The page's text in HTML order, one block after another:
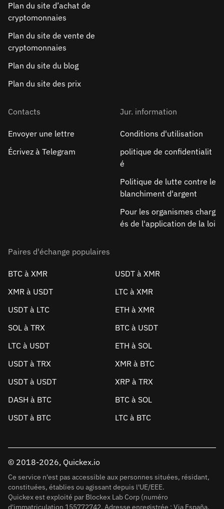
Plan du site d’achat de
cryptomonnaies
Plan du site de vente de
cryptomonnaies
Plan du site du blog
Plan du site des prix
Contacts
Envoyer une lettre
Écrivez à Telegram
Jur. information
Conditions d'utilisation
politique de confidentialit
é
Politique de lutte contre le
blanchiment d'argent
Pour les organismes charg
és de l'application de la loi
Paires d'échange populaires
BTC à XMR
USDT à XMR
XMR à USDT
LTC à XMR
USDT à LTC
ETH à XMR
SOL à TRX
BTC à USDT
LTC à USDT
ETH à SOL
USDT à TRX
XMR à BTC
USDT à USDT
XRP à TRX
DASH à BTC
BTC à SOL
USDT à BTC
LTC à BTC
© 2018-2026, Quickex.io
Ce service n'est pas accessible aux personnes situées, résidant,
constituées, établies ou agissant depuis l'UE/EEE.
Quickex est exploité par Blockex Lab Corp (numéro
d'immatriculation 155772742. Adresse enregistrée : Via España,